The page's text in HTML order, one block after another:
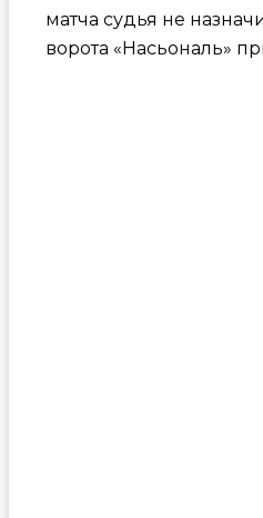
матча судья не
ворота «Насьональ»